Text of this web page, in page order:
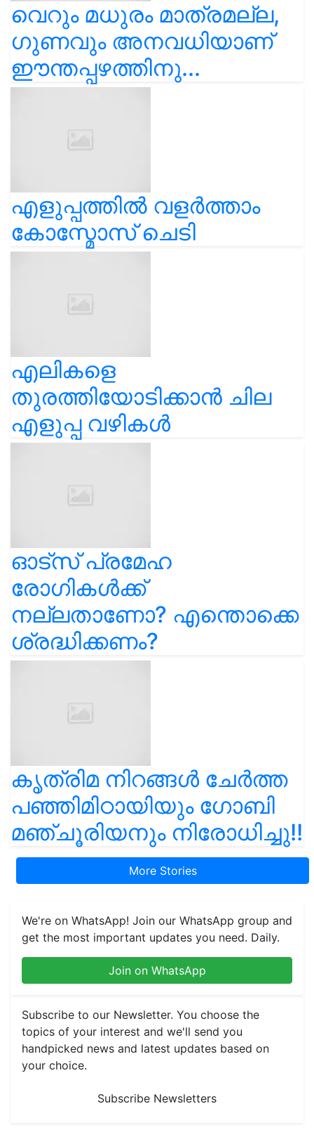
വെറും മധുരം മാത്രമല്ല,
ഗുണവും അനവധിയാണ്
ഈന്തപ്പഴത്തിനു...
എളുപ്പത്തിൽ വളർത്താം
കോസ്മോസ് ചെടി
എലികളെ
തുരത്തിയോടിക്കാൻ ചില
എളുപ്പ വഴികൾ
ഓട്സ് പ്രമേഹ
രോഗികൾക്ക്
നല്ലതാണോ? എന്തൊക്കെ
ശ്രദ്ധിക്കണം?
കൃത്രിമ നിറങ്ങൾ ചേർത്ത
പഞ്ഞിമിഠായിയും ഗോബി
മഞ്ചൂരിയനും നിരോധിച്ചു!!
More Stories
We're on WhatsApp! Join our WhatsApp group and
get the most important updates you need. Daily.
Join on WhatsApp
Subscribe to our Newsletter. You choose the
topics of your interest and we'll send you
handpicked news and latest updates based on
your choice.
Subscribe Newsletters